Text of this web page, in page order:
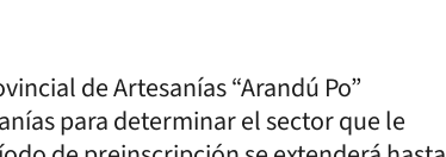
de Artesanías “Arandú Po”
para determinar el sector que le